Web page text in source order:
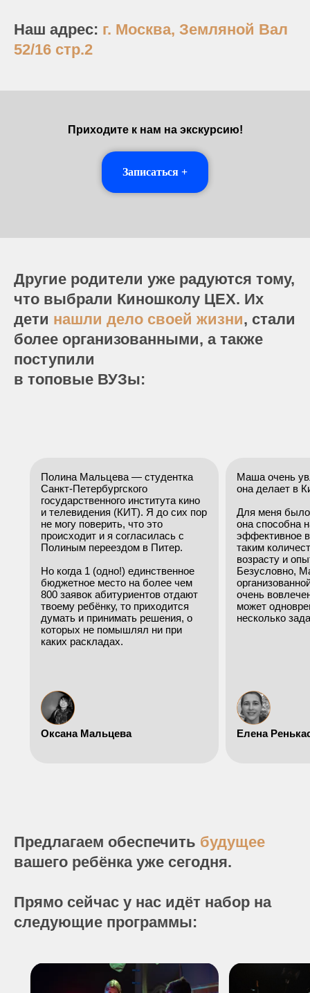
Наш адрес: г. Москва, Земляной Вал
52/16 стр.2
Приходите к нам на экскурсию!
Записаться +
Другие родители уже радуются тому,
что выбрали Киношколу ЦЕХ. Их
дети нашли дело своей жизни, стали
более организованными, а также
поступили
в топовые ВУЗы:
Оксана Мальцева
Полина Мальцева — студентка
Санкт-Петербургского
государственного института кино
и телевидения (КИТ). Я до сих пор
не могу поверить, что это
происходит и я согласилась с
Полиным переездом в Питер.
Но когда 1 (одно!) единственное
бюджетное место на более чем
800 заявок абитуриентов отдают
твоему ребёнку, то приходится
думать и принимать решения, о
которых не помышлял ни при
каких раскладах.
Елена
Маша очень
она делает в
Для меня
она способна
эффективное
таким
возрасту и
Безусловно,
очень
может
несколько
Предлагаем обеспечить будущее
вашего ребёнка уже сегодня.
Прямо сейчас у нас идёт набор на
следующие программы: